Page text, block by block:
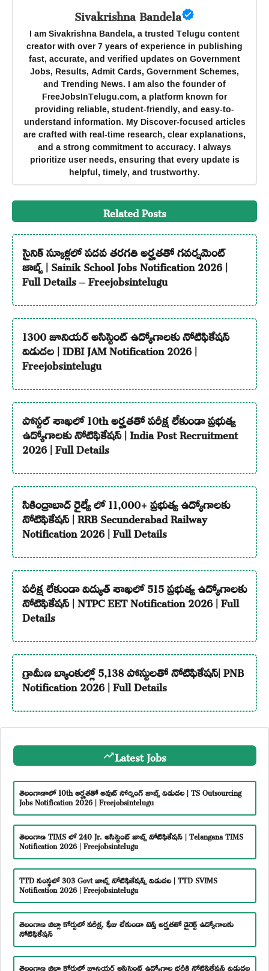
Sivakrishna Bandela
I am Sivakrishna Bandela, a trusted Telugu content
creator with over 7 years of experience in publishing
fast, accurate, and verified updates on Government
Jobs, Results, Admit Cards, Government Schemes,
and Trending News. I am also the founder of
FreeJobsInTelugu.com, a platform known for
providing reliable, student-friendly, and easy-to-
understand information. My Discover-focused articles
are crafted with real-time research, clear explanations,
and a strong commitment to accuracy. I always
prioritize user needs, ensuring that every update is
helpful, timely, and trustworthy.
Related Posts
సైనిక్ స్కూళ్లలో పదవ తరగతి అర్హతతో గవర్నమెంట్
జాబ్స్ | Sainik School Jobs Notification 2026 |
Full Details – Freejobsintelugu
1300 జూనియర్ అసిస్టెంట్ ఉద్యోగాలకు నోటిఫికేషన్
విడుదల | IDBI JAM Notification 2026 |
Freejobsintelugu
పోస్టల్ శాఖలో 10th అర్హతతో పరీక్ష లేకుండా ప్రభుత్వ
ఉద్యోగాలకు నోటిఫికేషన్ | India Post Recruitment
2026 | Full Details
సికింద్రాబాద్ రైల్వే లో 11,000+ ప్రభుత్వ ఉద్యోగాలకు
నోటిఫికేషన్ | RRB Secunderabad Railway
Notification 2026 | Full Details
పరీక్ష లేకుండా విద్యుత్ శాఖలో 515 ప్రభుత్వ ఉద్యోగాలకు
నోటిఫికేషన్ | NTPC EET Notification 2026 | Full
Details
గ్రామీణ బ్యాంకుల్లో 5,138 పోస్టులతో నోటిఫికేషన్| PNB
Notification 2026 | Full Details
Latest Jobs
తెలంగాణాలో 10th అర్హతతో అవుట్ సోర్సింగ్ జాబ్స్ విడుదల | TS Outsourcing
Jobs Notification 2026 | Freejobsintelugu
తెలంగాణ TIMS లో 240 Jr. అసిస్టెంట్ జాబ్స్ నోటిఫికేషన్ | Telangana TIMS
Notification 2026 | Freejobsintelugu
TTD సంస్థలో 303 Govt జాబ్స్ నోటిఫికేషన్స్ విడుదల | TTD SVIMS
Notification 2026 | Freejobsintelugu
తెలంగాణ జిల్లా కోర్టులో పరీక్ష, ఫీజు లేకుండా టెన్త్ అర్హతతో డైరెక్ట్ ఉద్యోగాలకు
నోటిఫికేషన్
తెలంగాణ జిల్లా కోర్టులో జూనియర్ అసిస్టెంట్ ఉద్యోగాల భర్తీకి నోటిఫికేషన్ విడుదల